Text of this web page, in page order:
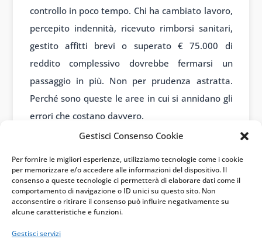
Gestisci Consenso Cookie
Per fornire le migliori esperienze, utilizziamo tecnologie come i cookie
per memorizzare e/o accedere alle informazioni del dispositivo. Il
consenso a queste tecnologie ci permetterà di elaborare dati come il
comportamento di navigazione o ID unici su questo sito. Non
acconsentire o ritirare il consenso può influire negativamente su
alcune caratteristiche e funzioni.
Gestisci servizi
controllo in poco tempo. Chi ha cambiato lavoro,
percepito indennità, ricevuto rimborsi sanitari,
gestito affitti brevi o superato € 75.000 di
reddito complessivo dovrebbe fermarsi un
passaggio in più. Non per prudenza astratta.
Perché sono queste le aree in cui si annidano gli
errori che costano davvero.
Il vero controllo non consiste nel rifare da zero la
dichiarazione. Consiste nel capire quali dati
incidono su reddito, imposta, detrazioni e
rimborsi. Lì va puntata l’attenzione.
Infografica